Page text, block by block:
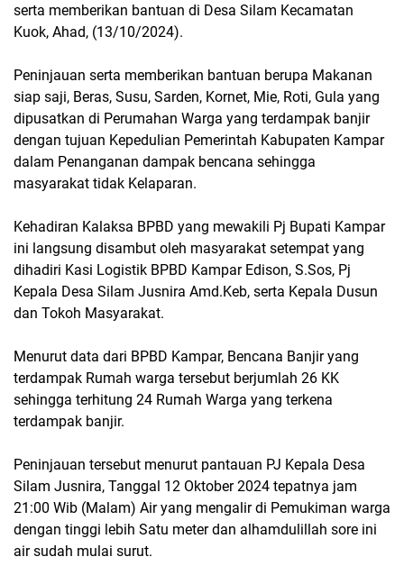
serta memberikan bantuan di Desa Silam Kecamatan
Kuok, Ahad, (13/10/2024).
Peninjauan serta memberikan bantuan berupa Makanan
siap saji, Beras, Susu, Sarden, Kornet, Mie, Roti, Gula yang
dipusatkan di Perumahan Warga yang terdampak banjir
dengan tujuan Kepedulian Pemerintah Kabupaten Kampar
dalam Penanganan dampak bencana sehingga
masyarakat tidak Kelaparan.
Kehadiran Kalaksa BPBD yang mewakili Pj Bupati Kampar
ini langsung disambut oleh masyarakat setempat yang
dihadiri Kasi Logistik BPBD Kampar Edison, S.Sos, Pj
Kepala Desa Silam Jusnira Amd.Keb, serta Kepala Dusun
dan Tokoh Masyarakat.
Menurut data dari BPBD Kampar, Bencana Banjir yang
terdampak Rumah warga tersebut berjumlah 26 KK
sehingga terhitung 24 Rumah Warga yang terkena
terdampak banjir.
Peninjauan tersebut menurut pantauan PJ Kepala Desa
Silam Jusnira, Tanggal 12 Oktober 2024 tepatnya jam
21:00 Wib (Malam) Air yang mengalir di Pemukiman warga
dengan tinggi lebih Satu meter dan alhamdulillah sore ini
air sudah mulai surut.